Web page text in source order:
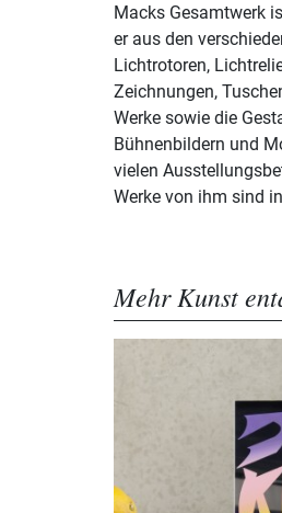
Macks Gesamtwerk
er aus den
Lichtrotoren,
Zeichnungen,
Werke sowie die
Bühnenbildern und
vielen
Werke von ihm sind
Mehr Kunst